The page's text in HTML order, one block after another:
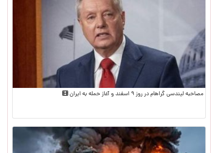
مصاحبه لیندسی گراهام در روز ۹ اسفند و آغاز حمله به ایران